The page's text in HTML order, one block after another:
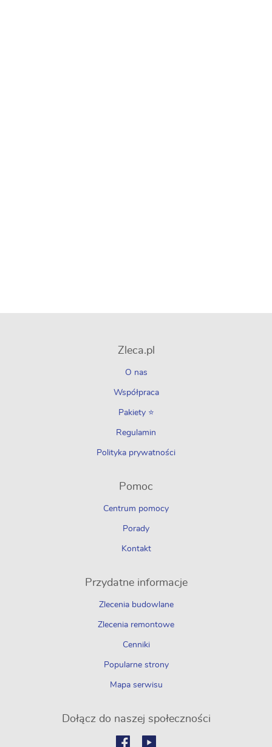
Zleca.pl
O nas
Współpraca
Pakiety ⭐
Regulamin
Polityka prywatności
Pomoc
Centrum pomocy
Porady
Kontakt
Przydatne informacje
Zlecenia budowlane
Zlecenia remontowe
Cenniki
Popularne strony
Mapa serwisu
Dołącz do naszej społeczności